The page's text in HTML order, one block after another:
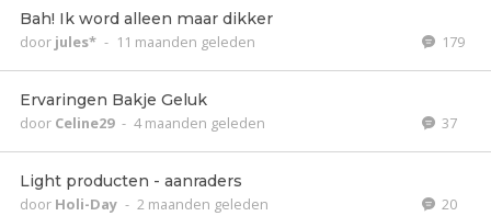
Bah! Ik word alleen maar dikker
door jules* - 11 maanden geleden 179
Ervaringen Bakje Geluk
door Celine29 - 4 maanden geleden 37
Light producten - aanraders
door Holi-Day - 2 maanden geleden 20